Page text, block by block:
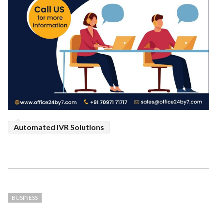
Automated IVR Solutions
BUSINESS